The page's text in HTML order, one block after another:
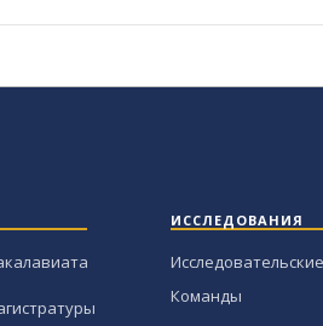
ИССЛЕДОВАНИЯ
Команды